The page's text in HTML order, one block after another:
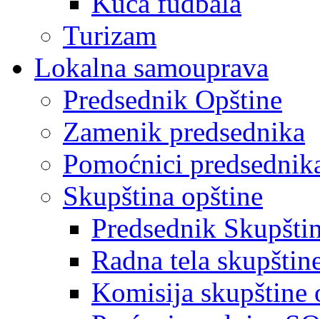
Turizam
Lokalna samouprava
Predsednik Opštine
Zamenik predsednika
Pomoćnici
Skupština opštine
Predsednik
Radna tela
Komisija skupštine